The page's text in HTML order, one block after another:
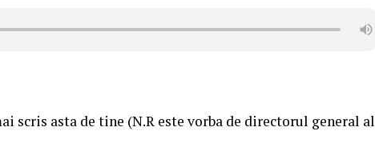
scris asta de tine (N.R este vorba de directorul general al